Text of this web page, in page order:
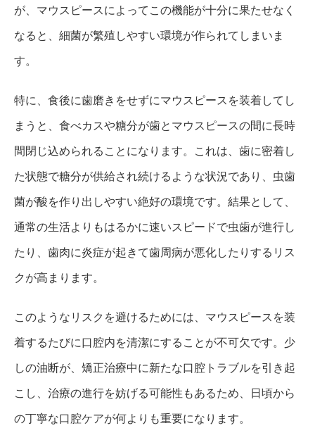
が、マウスピースによってこの機能が十分に果たせなく
なると、細菌が繁殖しやすい環境が作られてしまいま
す。
特に、食後に歯磨きをせずにマウスピースを装着してし
まうと、食べカスや糖分が歯とマウスピースの間に長時
間閉じ込められることになります。これは、歯に密着し
た状態で糖分が供給され続けるような状況であり、虫歯
菌が酸を作り出しやすい絶好の環境です。結果として、
通常の生活よりもはるかに速いスピードで虫歯が進行し
たり、歯肉に炎症が起きて歯周病が悪化したりするリス
クが高まります。
このようなリスクを避けるためには、マウスピースを装
着するたびに口腔内を清潔にすることが不可欠です。少
しの油断が、矯正治療中に新たな口腔トラブルを引き起
こし、治療の進行を妨げる可能性もあるため、日頃から
の丁寧な口腔ケアが何よりも重要になります。